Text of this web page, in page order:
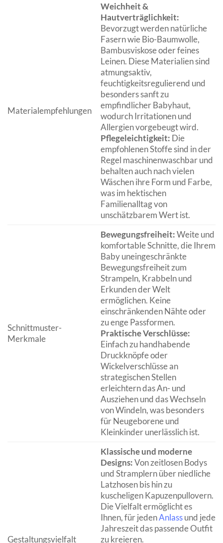
Materialempfehlungen
Weichheit &
Hautverträglichkeit:
Bevorzugt werden natürliche
Fasern wie Bio-Baumwolle,
Bambusviskose oder feines
Leinen. Diese Materialien sind
atmungsaktiv,
feuchtigkeitsregulierend und
besonders sanft zu
empfindlicher Babyhaut,
wodurch Irritationen und
Allergien vorgebeugt wird.
Pflegeleichtigkeit: Die
empfohlenen Stoffe sind in der
Regel maschinenwaschbar und
behalten auch nach vielen
Wäschen ihre Form und Farbe,
was im hektischen
Familienalltag von
unschätzbarem Wert ist.
Schnittmuster-
Merkmale
Bewegungsfreiheit:Weite und
komfortable Schnitte, die Ihrem
Baby uneingeschränkte
Bewegungsfreiheit zum
Strampeln, Krabbeln und
Erkunden der Welt
ermöglichen. Keine
einschränkenden Nähte oder
zu enge Passformen.
Praktische Verschlüsse:
Einfach zu handhabende
Druckknöpfe oder
Wickelverschlüsse an
strategischen Stellen
erleichtern das An- und
Ausziehen und das Wechseln
von Windeln, was besonders
für Neugeborene und
Kleinkinder unerlässlich ist.
Gestaltungsvielfalt
Klassische und moderne
Designs:Von zeitlosen Bodys
und Stramplern über niedliche
Latzhosen bis hin zu
kuscheligen Kapuzenpullovern.
Die Vielfalt ermöglicht es
Ihnen, für jedenAnlassund jede
Jahreszeit das passende Outfit
zu kreieren.